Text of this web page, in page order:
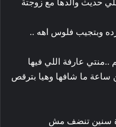
وبتجيب فلوس اهه ..
عارفة اللي فيها
ساعة ما شافها وهيا بترقص
سنين تنضف مش